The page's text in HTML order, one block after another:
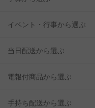
イベント・行事から選ぶ
当日配送から選ぶ
電報付商品から選ぶ
手持ち配送から選ぶ